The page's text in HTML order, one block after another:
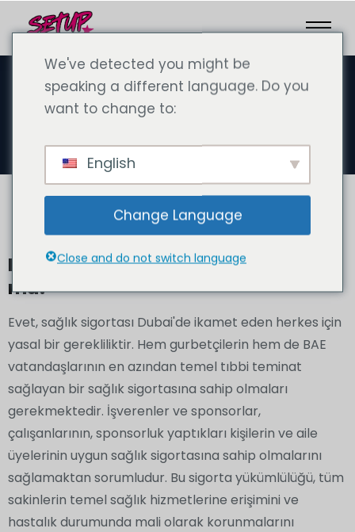
Sağlık sigortası
Dubai'de sağlık sigortası zorunlu
mu?
Evet, sağlık sigortası Dubai'de ikamet eden herkes için
yasal bir gerekliliktir. Hem gurbetçilerin hem de BAE
vatandaşlarının en azından temel tıbbi teminat
sağlayan bir sağlık sigortasına sahip olmaları
gerekmektedir. İşverenler ve sponsorlar,
çalışanlarının, sponsorluk yaptıkları kişilerin ve aile
üyelerinin uygun sağlık sigortasına sahip olmalarını
sağlamaktan sorumludur. Bu sigorta yükümlülüğü, tüm
sakinlerin temel sağlık hizmetlerine erişimini ve
hastalık durumunda mali olarak korunmalarını
We've detected you might be
speaking a different language. Do you
want to change to:
English
Change Language
Close and do not switch language